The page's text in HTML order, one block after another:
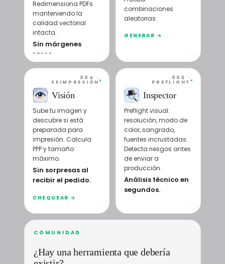
Redimensiona PDFs
manteniendo la
calidad vectorial
intacta.
Sin márgenes
raros.
combinaciones
aleatorias.
GENERAR →
004 ·
PREIMPRESIÓN
Visión
Sube tu imagen y
descubre si está
preparada para
impresión. Calcula
PPP y tamaño
máximo.
Sin sorpresas al
recibir el pedido.
CHEQUEAR →
005 ·
PREFLIGHT
Inspector
Preflight visual:
resolución, modo de
color, sangrado,
fuentes incrustadas.
Detecta riesgos antes
de enviar a
producción.
Análisis técnico en
segundos.
→
COMUNIDAD
¿Hay una herramienta que debería